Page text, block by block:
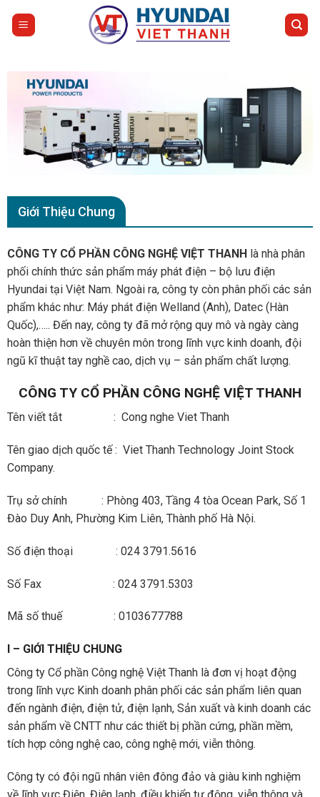
Giới Thiệu Chung
CÔNG TY CỔ PHẦN CÔNG NGHỆ VIỆT THANH là nhà phân
phối chính thức sản phẩm máy phát điện– bộ lưu điện
Hyundaitại Việt Nam. Ngoài ra, công ty còn phân phối các sản
phẩm khác như: Máy phát điện Welland (Anh), Datec (Hàn
Quốc),….. Đến nay, công ty đã mở rộng quy mô và ngày càng
hoàn thiện hơn về chuyên môn trong lĩnh vực kinh doanh, đội
ngũ kĩ thuật tay nghề cao, dịch vụ – sản phẩm chất lượng.
CÔNG TY CỔ PHẦN CÔNG NGHỆ VIỆT THANH
Tên viết tắt : Cong nghe Viet Thanh
Tên giao dịch quốc tế : Viet Thanh Technology Joint Stock
Company.
Trụ sở chính : Phòng 403, Tầng 4 tòa Ocean Park, Số 1
Đào Duy Anh, Phường Kim Liên, Thành phố Hà Nội.
Số điện thoại : 024 3791.5616
Số Fax : 024 3791.5303
Mã số thuế : 0103677788
I – GIỚI THIỆU CHUNG
Công ty Cổ phần Công nghệ Việt Thanh là đơn vị hoạt động
trong lĩnh vực Kinh doanh phân phối các sản phẩm liên quan
đến ngành điện, điện tử, điện lạnh, Sản xuất và kinh doanh các
sản phẩm về CNTT như các thiết bị phần cứng, phần mềm,
tích hợp công nghệ cao, công nghệ mới, viễn thông.
Công ty có đội ngũ nhân viên đông đảo và giàu kinh nghiệm